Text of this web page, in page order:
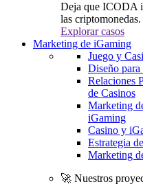
Deja que ICODA
las criptomonedas.
Explorar casos
Marketing de iGaming
Juego y
Diseño para
Relaciones
de Casinos
Marketing
iGaming
Casino y
Estrategia
Marketing
🚀 Nuestros